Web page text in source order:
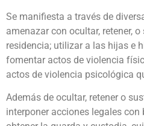
Se manifiesta a través de
amenazar con ocultar, retener,
residencia; utilizar a las hijas e
fomentar actos de violencia
actos de violencia psicológica
Además de ocultar, retener o
interponer acciones legales